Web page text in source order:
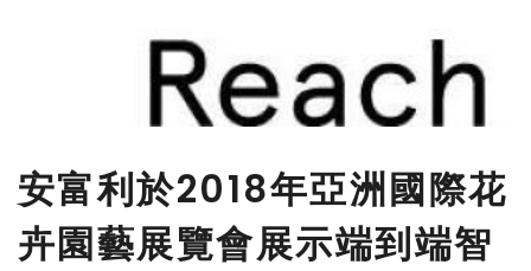
安富利於2018年亞洲國際花
卉園藝展覽會展示端到端智